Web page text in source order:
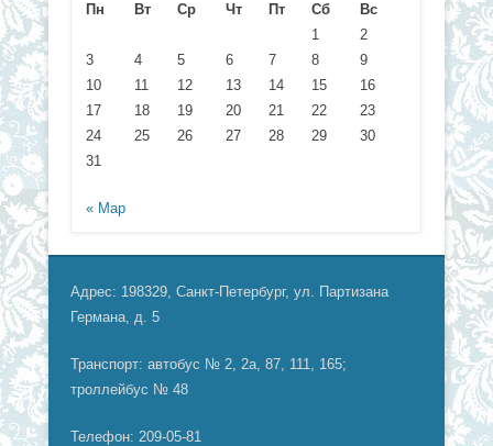
Пн
Вт Ср Чт Пт Сб
Вс
1
2
3
4 5 6 7 8
9
10
11 12 13 14 15
16
17
18 19 20 21 22
23
24
25 26 27 28 29
30
31
« Мар
Адрес: 198329, Санкт-Петербург, ул. Партизана
Германа, д. 5
Транспорт: автобус № 2, 2а, 87, 111, 165;
троллейбус № 48
Телефон: 209-05-81